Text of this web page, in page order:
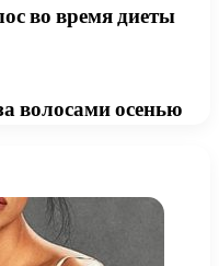
во время диеты
волосами осенью